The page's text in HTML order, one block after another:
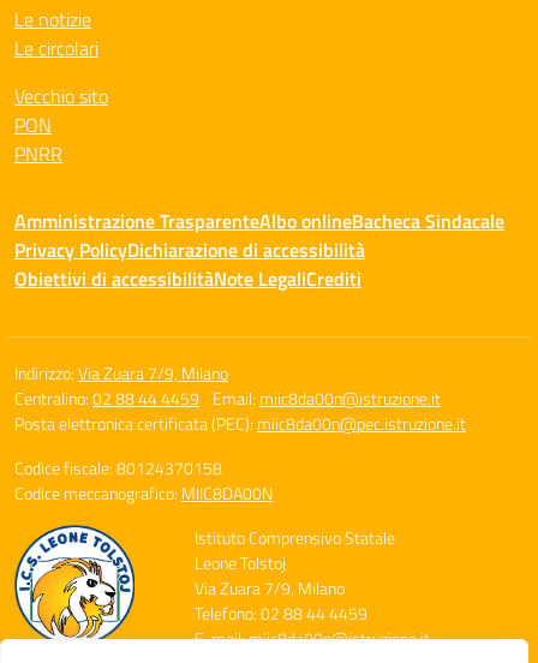
Le notizie
Le circolari
Vecchio sito
PON
PNRR
Amministrazione TrasparenteAlbo onlineBacheca Sindacale
Privacy PolicyDichiarazione di accessibilità
Obiettivi di accessibilitàNote LegaliCrediti
Indirizzo:Via Zuara 7/9, Milano
Centralino:02 88 44 4459 Email: miic8da00n@istruzione.it
Posta elettronica certificata (PEC): miic8da00n@pec.istruzione.it
Codice fiscale: 80124370158
Codice meccanografico: MIIC8DA00N
Istituto Comprensivo Statale
Leone Tolstoj
Via Zuara 7/9, Milano
Telefono: 02 88 44 4459
E-mail: miic8da00n@istruzione.it